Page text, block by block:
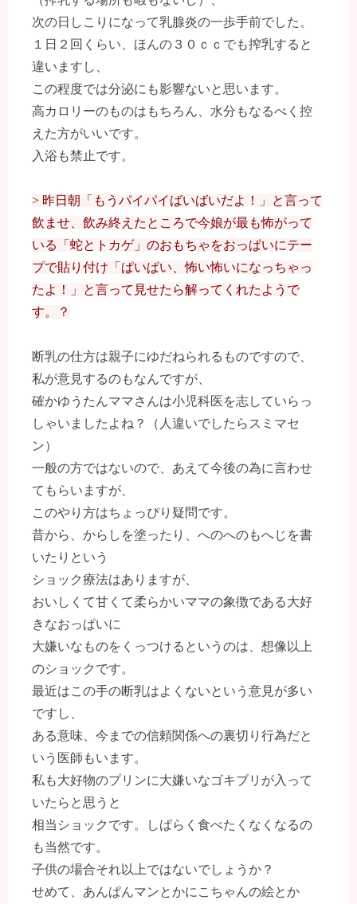
次の日しこりになって乳腺炎の一歩手前でした。
１日２回くらい、ほんの３０ｃｃでも搾乳すると
違いますし、
この程度では分泌にも影響ないと思います。
高カロリーのものはもちろん、水分もなるべく控
えた方がいいです。
入浴も禁止です。
> 昨日朝「もうパイパイばいばいだよ！」と言って
飲ませ、飲み終えたところで今娘が最も怖がって
いる「蛇とトカゲ」のおもちゃをおっぱいにテー
プで貼り付け「ぱいぱい、怖い怖いになっちゃっ
たよ！」と言って見せたら解ってくれたようで
す。？
断乳の仕方は親子にゆだねられるものですので、
私が意見するのもなんですが、
確かゆうたんママさんは小児科医を志していらっ
しゃいましたよね？（人違いでしたらスミマセ
ン）
一般の方ではないので、あえて今後の為に言わせ
てもらいますが、
このやり方はちょっぴり疑問です。
昔から、からしを塗ったり、へのへのもへじを書
いたりという
ショック療法はありますが、
おいしくて甘くて柔らかいママの象徴である大好
きなおっぱいに
大嫌いなものをくっつけるというのは、想像以上
のショックです。
最近はこの手の断乳はよくないという意見が多い
ですし、
ある意味、今までの信頼関係への裏切り行為だと
いう医師もいます。
私も大好物のプリンに大嫌いなゴキブリが入って
いたらと思うと
相当ショックです。しばらく食べたくなくなるの
も当然です。
子供の場合それ以上ではないでしょうか？
せめて、あんぱんマンとかにこちゃんの絵とか